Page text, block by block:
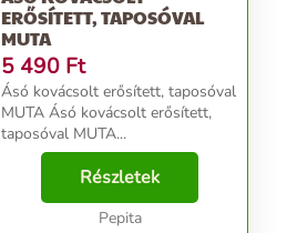
ERŐSÍTETT, TAPOSÓVAL
MUTA
5 490 Ft
Ásó kovácsolt erősített, taposóval
MUTA Ásó kovácsolt erősített,
taposóval MUTA...
Részletek
Pepita